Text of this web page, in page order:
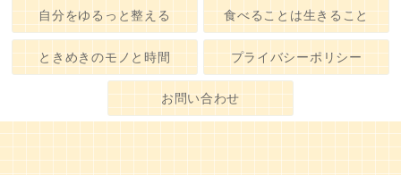
自分をゆるっと整える 食べることは生きること
ときめきのモノと時間 プライバシーポリシー
お問い合わせ